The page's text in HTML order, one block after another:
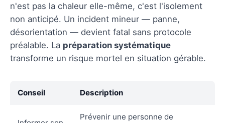
n'est pas la chaleur elle-même, c'est l'isolement
non anticipé. Un incident mineur — panne,
désorientation — devient fatal sans protocole
préalable. La préparation systématique
transforme un risque mortel en situation gérable.
Conseil Description
Prévenir une personne de